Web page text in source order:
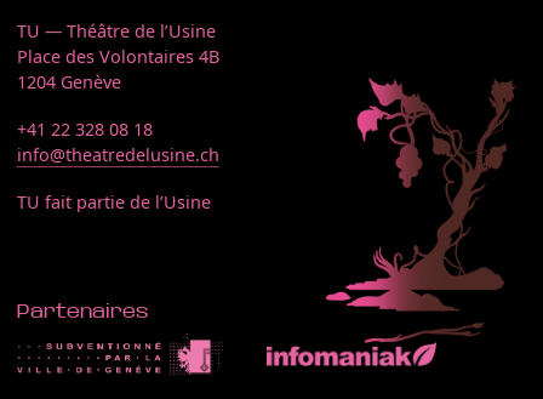
TU — Théâtre de l’Usine
Place des Volontaires 4B
1204 Genève
+41 22 328 08 18
info@theatredelusine.ch
TU fait partie de l’Usine
Partenaires